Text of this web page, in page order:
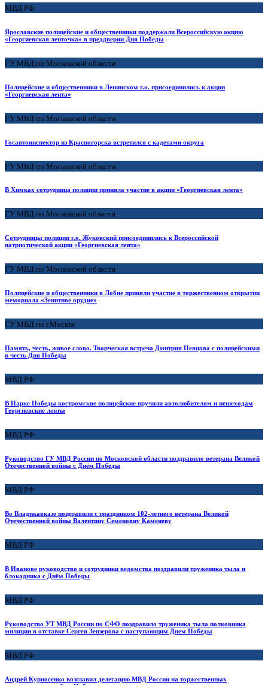
МВД РФ
Ярославские полицейские и общественники поддержали Всероссийскую акцию
«Георгиевская ленточка» в преддверии Дня Победы
ГУ МВД по Московской области
Полицейские и общественники в Ленинском г.о. присоединились к акции
«Георгиевская лента»
ГУ МВД по Московской области
Госавтоинспектор из Красногорска встретился с кадетами округа
ГУ МВД по Московской области
В Химках сотрудница полиции приняла участие в акции «Георгиевская лента»
ГУ МВД по Московской области
Сотрудницы полиции г.о. Жуковский присоединились к Всероссийской
патриотической акции «Георгиевская лента»
ГУ МВД по Московской области
Полицейские и общественники в Лобне приняли участие в торжественном открытии
мемориала «Зенитное орудие»
ГУ МВД по г.Москве
Память, честь, живое слово. Творческая встреча Дмитрия Певцова с полицейскими
в честь Дня Победы
МВД РФ
В Парке Победы костромские полицейские вручили автолюбителям и пешеходам
Георгиевские ленты
МВД РФ
Руководство ГУ МВД России по Московской области поздравило ветерана Великой
Отечественной войны с Днём Победы
МВД РФ
Во Владикавказе поздравили с праздником 102-летнего ветерана Великой
Отечественной войны Валентину Семеновну Каменеву
МВД РФ
В Иванове руководство и сотрудники ведомства поздравили труженика тыла и
блокадника с Днём Победы
МВД РФ
Руководство УТ МВД России по СФО поздравило труженика тыла полковника
милиции в отставке Сергея Зензерова с наступающим Днем Победы
МВД РФ
Андрей Курносенко возглавил делегацию МВД России на торжественных